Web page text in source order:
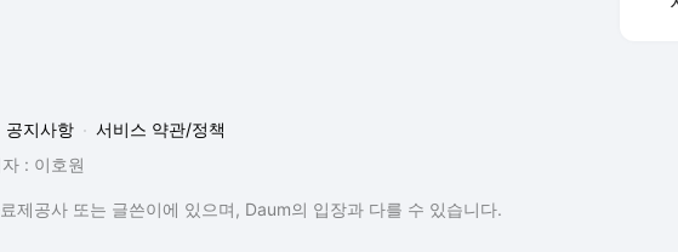
공지사항
서비스 약관/정책
: 이호원
제공사 또는 글쓴이에 있으며, Daum의 입장과 다를 수 있습니다.